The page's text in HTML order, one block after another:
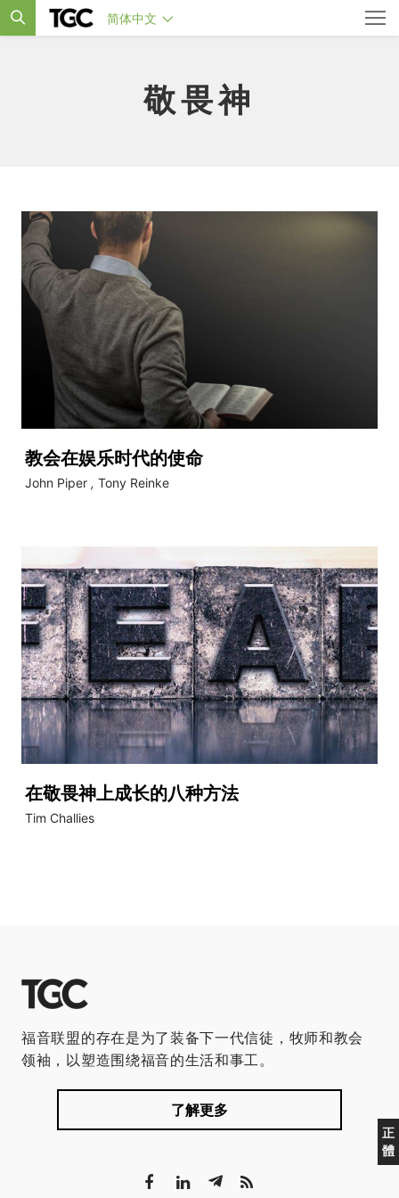
简体中文
敬畏神
教会在娱乐时代的使命
John Piper , Tony Reinke
在敬畏神上成长的八种方法
Tim Challies
正
體
福音联盟的存在是为了装备下一代信徒，牧师和教会
领袖，以塑造围绕福音的生活和事工。
了解更多